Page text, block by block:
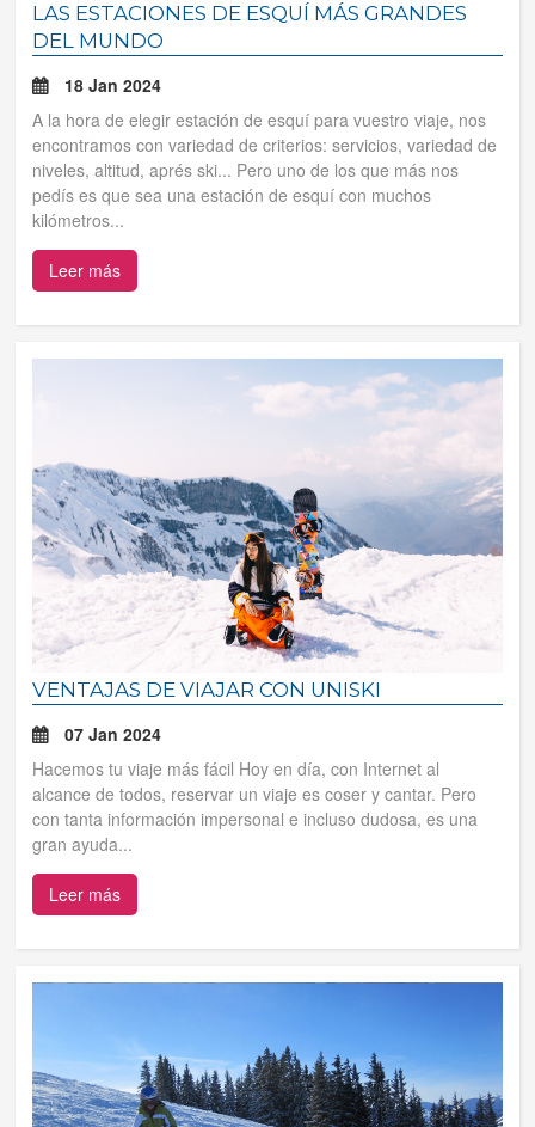
LAS ESTACIONES DE ESQUÍ MÁS GRANDES
DEL MUNDO
18 Jan 2024
A la hora de elegir estación de esquí para vuestro viaje, nos
encontramos con variedad de criterios: servicios, variedad de
niveles, altitud, aprés ski... Pero uno de los que más nos
pedís es que sea una estación de esquí con muchos
kilómetros...
Leer más
VENTAJAS DE VIAJAR CON UNISKI
07 Jan 2024
Hacemos tu viaje más fácil Hoy en día, con Internet al
alcance de todos, reservar un viaje es coser y cantar. Pero
con tanta información impersonal e incluso dudosa, es una
gran ayuda...
Leer más